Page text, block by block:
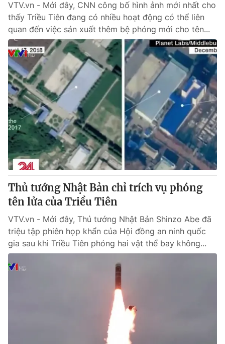
VTV.vn - Mới đây, CNN công bố hình ảnh mới nhất cho
thấy Triều Tiên đang có nhiều hoạt động có thể liên
quan đến việc sản xuất thêm bệ phóng mới cho tên...
Thủ tướng Nhật Bản chỉ trích vụ phóng
tên lửa của Triều Tiên
VTV.vn - Mới đây, Thủ tướng Nhật Bản Shinzo Abe đã
triệu tập phiên họp khẩn của Hội đồng an ninh quốc
gia sau khi Triều Tiên phóng hai vật thể bay không...